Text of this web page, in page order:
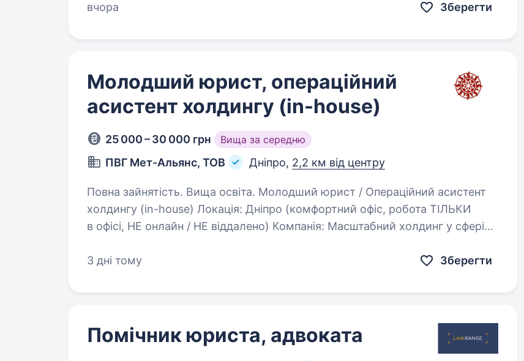
вчора
Зберегти
Молодший юрист, операційний
асистент холдингу (in-house)
25 000 – 30 000 грн Вища за середню
ПВГ Мет-Альянс, ТОВ Дніпро, 2,2 км від центру
Повна зайнятість. Вища освіта. Молодший юрист / Операційний асистент
холдингу (in-house) Локація: Дніпро (комфортний офіс, робота ТІЛЬКИ
в офісі, НЕ онлайн / НЕ віддалено) Компанія: Масштабний холдинг у сфері
3 дні тому
Зберегти
Помічник юриста, адвоката